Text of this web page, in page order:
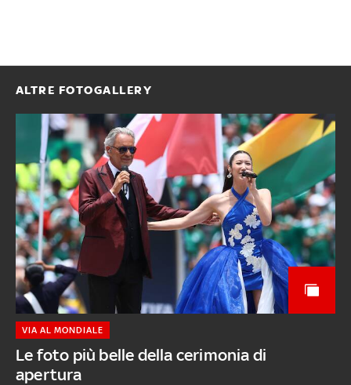
ALTRE FOTOGALLERY
Le foto più belle della cerimonia di
apertura
VIA AL MONDIALE